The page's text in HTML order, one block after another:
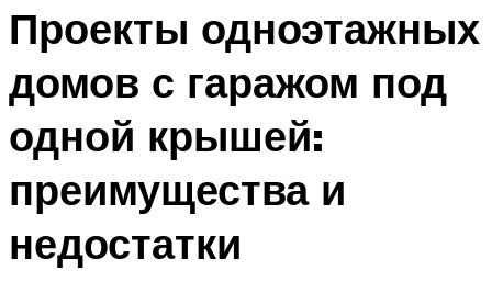
Проекты одноэтажных
домов с гаражом под
одной крышей:
преимущества и
недостатки